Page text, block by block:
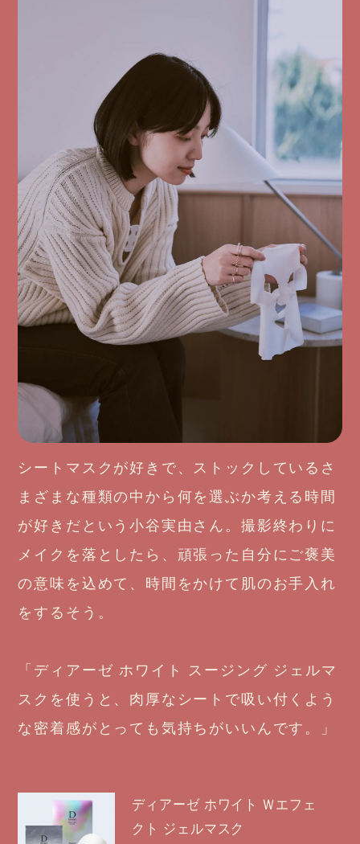
シートマスクが好きで、ストックしているさ
まざまな種類の中から何を選ぶか考える時間
が好きだという小谷実由さん。撮影終わりに
メイクを落としたら、頑張った自分にご褒美
の意味を込めて、時間をかけて肌のお手入れ
をするそう。
「ディアーゼ ホワイト スージング ジェルマ
スクを使うと、肉厚なシートで吸い付くよう
な密着感がとっても気持ちがいいんです。」
ディアーゼ ホワイト Ｗエフェ
クト ジェルマスク